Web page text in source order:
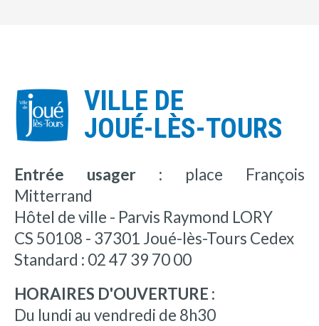
VILLE DE
JOUÉ-LÈS-TOURS
Entrée usager : place François
Mitterrand
Hôtel de ville - Parvis Raymond LORY
CS 50108 - 37301 Joué-lès-Tours Cedex
Standard : 02 47 39 70 00
HORAIRES D'OUVERTURE :
Du lundi au vendredi de 8h30